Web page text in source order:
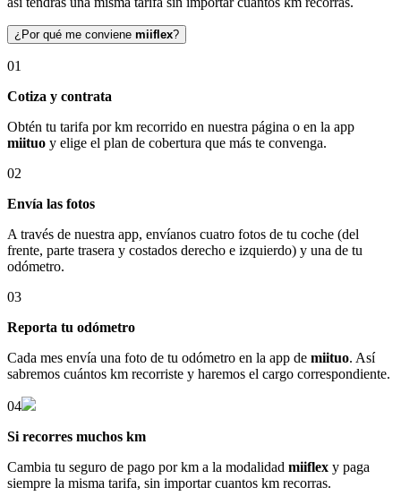
¿Por qué me conviene miiflex?
01
Cotiza y contrata
Obtén tu tarifa por km recorrido en nuestra página o en la app
miituo y elige el plan de cobertura que más te convenga.
02
Envía las fotos
A través de nuestra app, envíanos cuatro fotos de tu coche (del
frente, parte trasera y costados derecho e izquierdo) y una de tu
odómetro.
03
Reporta tu odómetro
Cada mes envía una foto de tu odómetro en la app de miituo. Así
sabremos cuántos km recorriste y haremos el cargo correspondiente.
04
Si recorres muchos km
Cambia tu seguro de pago por km a la modalidad miiflex y paga
siempre la misma tarifa, sin importar cuantos km recorras.